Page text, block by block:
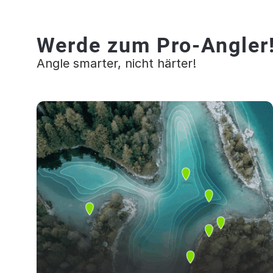
Werde zum Pro-
Angle smarter, nicht härter!